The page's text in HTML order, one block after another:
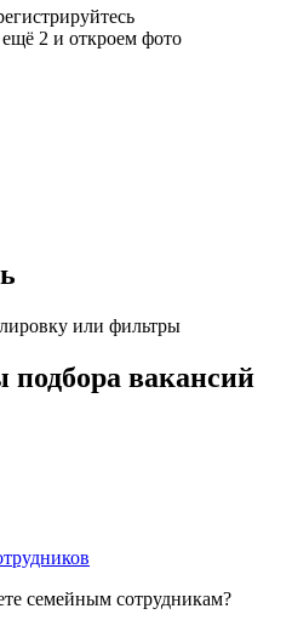
2 и откроем фото
или фильтры
вакансий
семейным сотрудникам?